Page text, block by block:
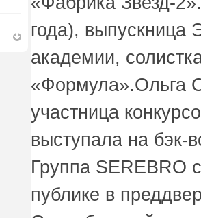
года), выпускница
академии,
«Формула».Ольга
участница
выступала на бэк-
Группа SEREBRO
публике в